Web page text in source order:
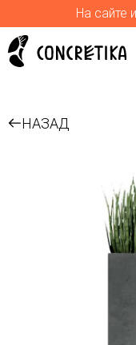
На сайте
НАЗАД